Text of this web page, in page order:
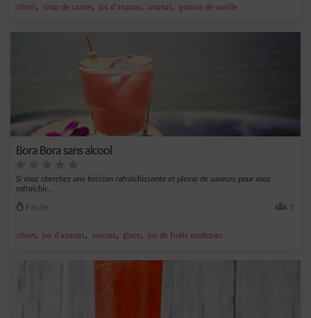
citron, sirop de canne, jus d'ananas, ananas, gousse de vanille
Bora Bora sans alcool
Si vous cherchez une boisson rafraîchissante et pleine de saveurs pour vous
rafraîchir...
Facile 1
citron, jus d'ananas, ananas, glace, jus de fruits exotiques